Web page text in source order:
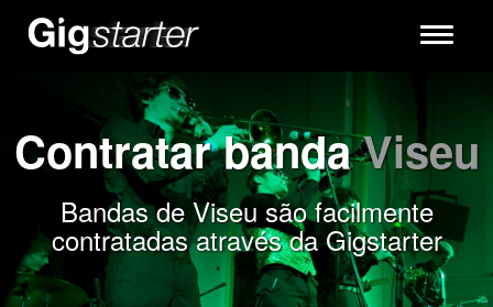
Toggle
Contratar bandaViseu
Bandas de Viseu são facilmente
contratadas através da Gigstarter